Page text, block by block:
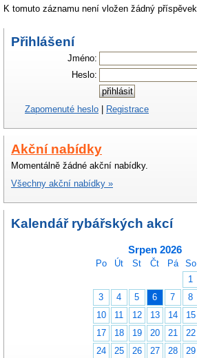
K tomuto záznamu není vložen žádný příspěvek.
Přihlášení
Jméno:
Heslo:
Zapomenuté heslo Registrace
Akční nabídky
Momentálně žádné akční nabídky.
Všechny akční nabídky »
Kalendář rybářských akcí
Srpen 2026
Po Út St Čt Pá So
1
3
4 5 6 7 8
10
11 12 13 14 15
17
18 19 20 21 22
24
25 26 27 28 29